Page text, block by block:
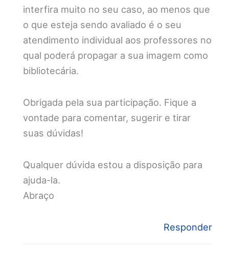
interfira muito no seu caso, ao menos que
o que esteja sendo avaliado é o seu
atendimento individual aos professores no
qual poderá propagar a sua imagem como
bibliotecária.
Obrigada pela sua participação. Fique a
vontade para comentar, sugerir e tirar
suas dúvidas!
Qualquer dúvida estou a disposição para
ajuda-la.
Abraço
Responder